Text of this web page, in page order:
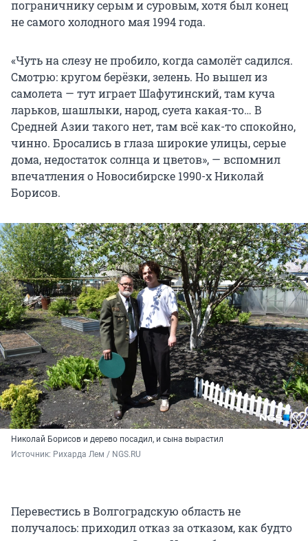
пограничнику серым и суровым, хотя был конец
не самого холодного мая 1994 года.
«Чуть на слезу не пробило, когда самолёт садился.
Смотрю: кругом берёзки, зелень. Но вышел из
самолета — тут играет Шафутинский, там куча
ларьков, шашлыки, народ, суета какая-то… В
Средней Азии такого нет, там всё как-то спокойно,
чинно. Бросались в глаза широкие улицы, серые
дома, недостаток солнца и цветов», — вспомнил
впечатления о Новосибирске 1990-х Николай
Борисов.
Николай Борисов и дерево посадил, и сына вырастил
Источник: Рихарда Лем / NGS.RU
Перевестись в Волгоградскую область не
получалось: приходил отказ за отказом, как будто